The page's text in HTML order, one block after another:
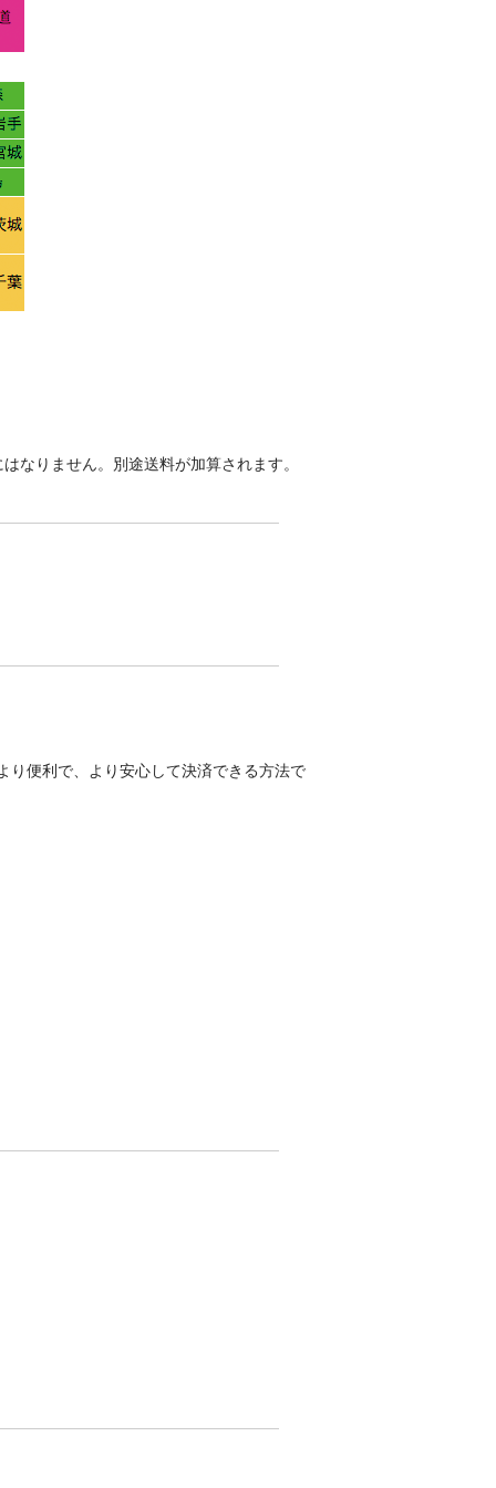
なりません。別途送料が加算されます。
り便利で、より安心して決済できる方法で